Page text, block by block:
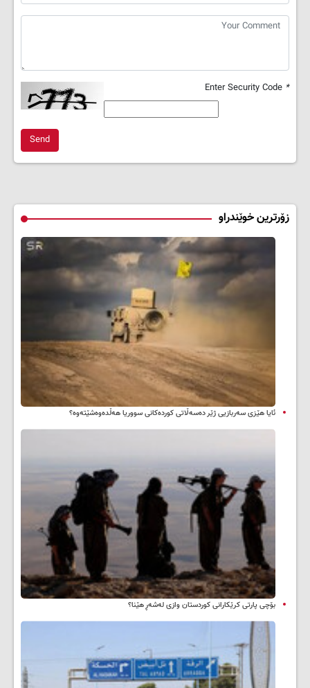
*
Send
زۆرترین خوێندراو
ئایا هێزی سەربازیی ژێر دەسەڵاتی کوردەکانی سووریا هەڵدەوەشێتەوە؟
بۆچی پارتی کرێکارانی کوردستان وازی لەشەڕ هێنا؟